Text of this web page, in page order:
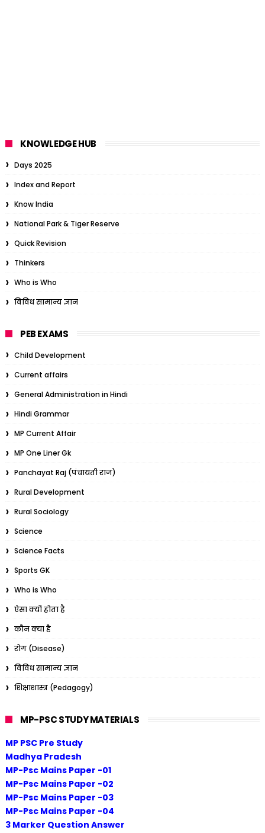
KNOWLEDGE HUB
Days 2025
Index and Report
Know India
National Park & Tiger Reserve
Quick Revision
Thinkers
Who is Who
विविध सामान्य ज्ञान
PEB EXAMS
Child Development
Current affairs
General Administration in Hindi
Hindi Grammar
MP Current Affair
MP One Liner Gk
Panchayat Raj (पंचायती राज)
Rural Development
Rural Sociology
Science
Science Facts
Sports GK
Who is Who
ऐसा क्यों होता है
कौन क्या है
रोग (Disease)
विविध सामान्य ज्ञान
शिक्षाशास्त्र (Pedagogy)
MP-PSC STUDY MATERIALS
MP PSC Pre Study
Madhya Pradesh
MP-Psc Mains Paper -01
MP-Psc Mains Paper -02
MP-Psc Mains Paper -03
MP-Psc Mains Paper -04
3 Marker Question Answer